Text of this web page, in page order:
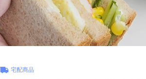
宅配商品